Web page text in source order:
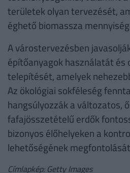
területek olyan tervezését,
éghető biomassza
A várostervezésben
építőanyagok használatát és
telepítését, amelyek
Az ökológiai sokféleség
hangsúlyozzák a változatos,
fafajösszetételű erdők
bizonyos élőhelyeken a
lehetőségének
Címlapkép: Getty Images